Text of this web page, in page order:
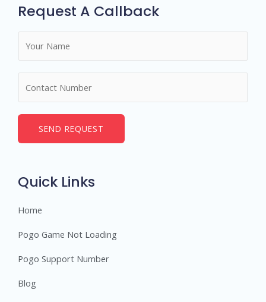
Request A Callback
*
e
SEND REQUEST
Quick Links
Home
Pogo Game Not Loading
Pogo Support Number
Blog